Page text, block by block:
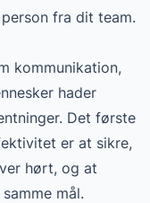
fra dit team.
kommunikation,
hader
Det første
er at sikre,
hørt, og at
mål.